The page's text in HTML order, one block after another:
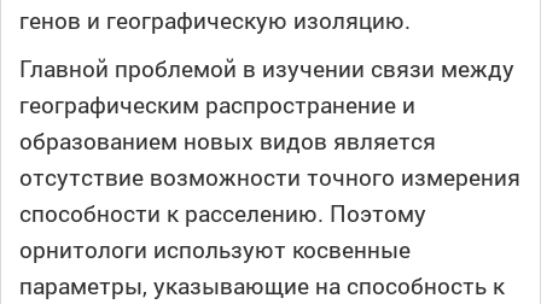
генов и географическую изоляцию.
Главной проблемой в изучении связи между
географическим распространение и
образованием новых видов является
отсутствие возможности точного измерения
способности к расселению. Поэтому
орнитологи используют косвенные
параметры, указывающие на способность к